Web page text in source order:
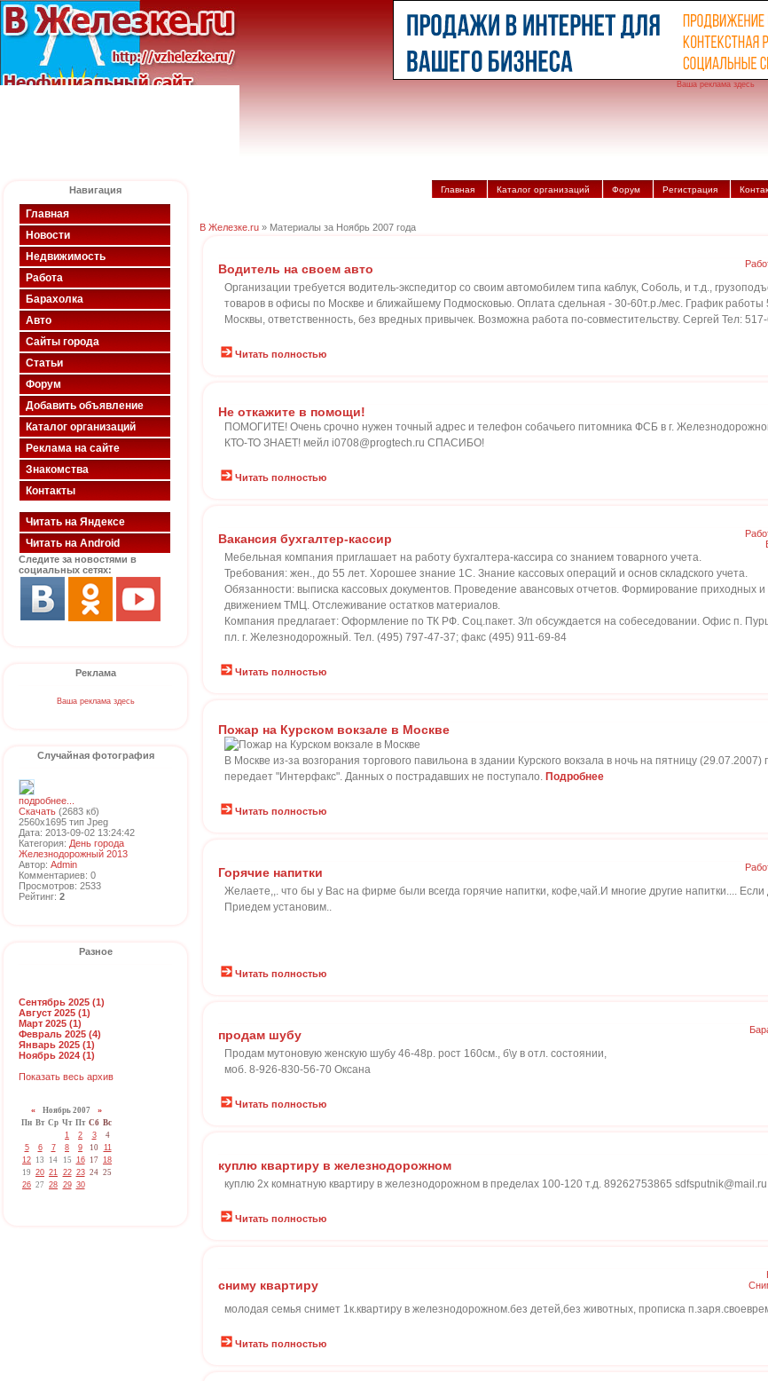
Ваша реклама здесь
Навигация
Главная
Новости
Недвижимость
Работа
Барахолка
Авто
Сайты города
Статьи
Форум
Добавить объявление
Каталог организаций
Реклама на сайте
Знакомства
Контакты
Читать на Яндексе
Читать на Android
Следите за новостями в
социальных сетях:
Реклама
Ваша реклама здесь
Случайная фотография
подробнее...
Скачать (2683 кб)
2560x1695 тип Jpeg
Дата: 2013-09-02 13:24:42
Категория: День города
Железнодорожный 2013
Автор: Admin
Комментариев: 0
Просмотров: 2533
Рейтинг: 2
Разное
Сентябрь 2025 (1)
Август 2025 (1)
Март 2025 (1)
Февраль 2025 (4)
Январь 2025 (1)
Ноябрь 2024 (1)
Показать весь архив
« Ноябрь 2007 »
Пн Вт Ср Чт Пт Сб Вс
1
2 3
4
5
6 7 8 9 10 11
12 13 14 15 16 17 18
19 20 21 22 23 24 25
26 27 28 29 30
Главная Каталог организаций Форум Регистрация
В Железке.ru » Материалы за Ноябрь 2007 года
Водитель на своем авто
Организации требуется водитель-экспедитор со своим автомобилем типа каблук, Соболь, и т.д.,
товаров в офисы по Москве и ближайшему Подмосковью. Оплата сдельная - 30-60т.р./мес. График работы
Москвы, ответственность, без вредных привычек. Возможна работа по-совместительству. Сергей Тел:
Читать полностью
Не откажите в помощи!
ПОМОГИТЕ! Очень срочно нужен точный адрес и телефон собачьего питомника ФСБ в г.
КТО-ТО ЗНАЕТ! мейл i0708@progtech.ru СПАСИБО!
Читать полностью
Вакансия бухгалтер-кассир
Мебельная компания приглашает на работу бухгалтера-кассира со знанием товарного учета.
Требования: жен., до 55 лет. Хорошее знание 1С. Знание кассовых операций и основ складского учета.
Обязанности: выписка кассовых документов. Проведение авансовых отчетов. Формирование приходных
движением ТМЦ. Отслеживание остатков материалов.
Компания предлагает: Оформление по ТК РФ. Соц.пакет. З/п обсуждается на собеседовании. Офис п.
пл. г. Железнодорожный. Тел. (495) 797-47-37; факс (495) 911-69-84
Читать полностью
Пожар на Курском вокзале в Москве
В Москве из-за возгорания торгового павильона в здании Курского вокзала в ночь на пятницу
передает "Интерфакс". Данных о пострадавших не поступало. Подробнее
Читать полностью
Горячие напитки
Желаете,,. что бы у Вас на фирме были всегда горячие напитки, кофе,чай.И многие другие напитки....
Приедем установим..
Читать полностью
продам шубу
Продам мутоновую женскую шубу 46-48р. рост 160см., б\у в отл. состоянии,
моб. 8-926-830-56-70 Оксана
Читать полностью
куплю квартиру в железнодорожном
куплю 2х комнатную квартиру в железнодорожном в пределах 100-120 т.д. 89262753865 sdfsputnik@mail.ru
Читать полностью
сниму квартиру
молодая семья снимет 1к.квартиру в железнодорожном.без детей,без животных, прописка
Читать полностью